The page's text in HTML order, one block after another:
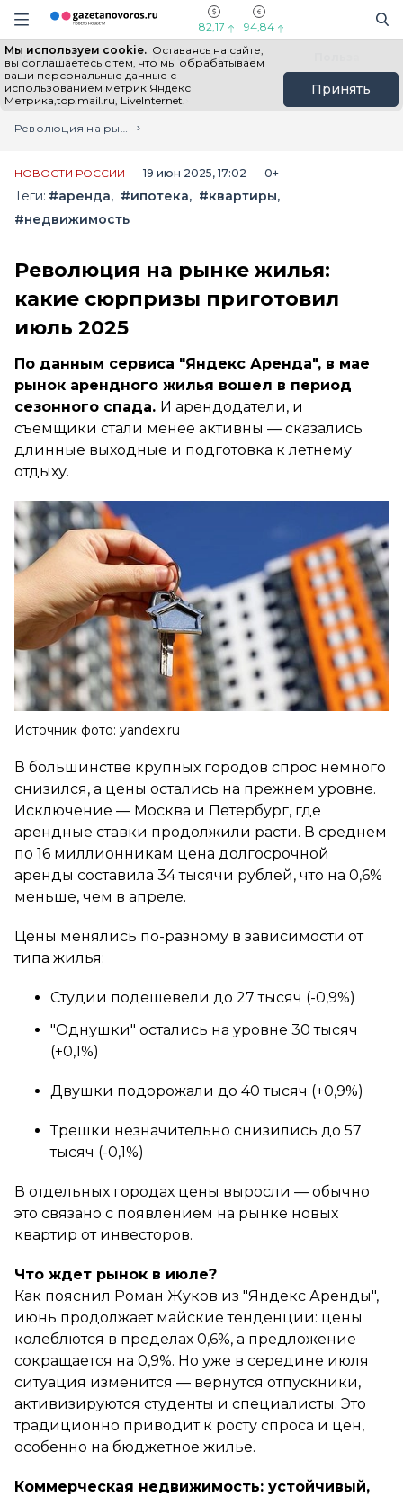
Информационный портал "ГазетаНоворос.ру"
Навигация сайта
82,17 94,84
Мы используем cookie. Оставаясь на сайте,
вы соглашаетесь с тем, что мы обрабатываем
ваши персональные данные с
использованием метрик Яндекс
Метрика,top.mail.ru, LiveInternet.
Принять
Все новости Новости России
Главная
Лента новостей
Революция на рынке жилья: какие сюрпризы приготовил июль 2025
НОВОСТИ РОССИИ 19 июн 2025, 17:02 0+
Теги: #аренда #ипотека
#квартиры
#недвижимость
Революция на рынке жилья:
какие сюрпризы приготовил
июль 2025
По данным сервиса "Яндекс Аренда", в мае
рынок арендного жилья вошел в период
сезонного спада. И арендодатели, и
съемщики стали менее активны — сказались
длинные выходные и подготовка к летнему
отдыху.
Источник фото: yandex.ru
В большинстве крупных городов спрос немного
снизился, а цены остались на прежнем уровне.
Исключение — Москва и Петербург, где
арендные ставки продолжили расти. В среднем
по 16 миллионникам цена долгосрочной
аренды составила 34 тысячи рублей, что на 0,6%
меньше, чем в апреле.
Цены менялись по-разному в зависимости от
типа жилья:
Студии подешевели до 27 тысяч (-0,9%)
"Однушки" остались на уровне 30 тысяч
(+0,1%)
Двушки подорожали до 40 тысяч (+0,9%)
Трешки незначительно снизились до 57
тысяч (-0,1%)
В отдельных городах цены выросли — обычно
это связано с появлением на рынке новых
квартир от инвесторов.
Что ждет рынок в июле?
Как пояснил Роман Жуков из "Яндекс Аренды",
июнь продолжает майские тенденции: цены
колеблются в пределах 0,6%, а предложение
сокращается на 0,9%. Но уже в середине июля
ситуация изменится — вернутся отпускники,
активизируются студенты и специалисты. Это
традиционно приводит к росту спроса и цен,
особенно на бюджетное жилье.
Коммерческая недвижимость: устойчивый,